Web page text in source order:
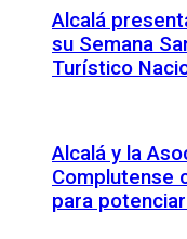
Alcalá
su Semana
Turístico
Alcalá y la
Complutense
para